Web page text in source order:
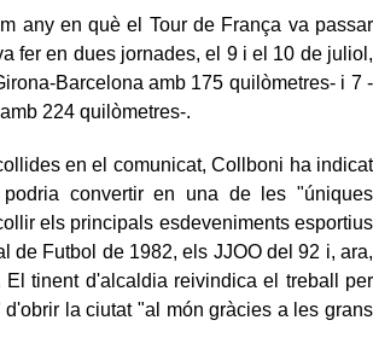
any en què el Tour de França va passar
fer en dues jornades, el 9 i el 10 de juliol,
Barcelona amb 175 quilòmetres- i 7 -
224 quilòmetres-.
en el comunicat, Collboni ha indicat
convertir en una de les "úniques
els principals esdeveniments esportius
de Futbol de 1982, els JJOO del 92 i, ara,
El tinent d'alcaldia reivindica el treball per
la ciutat "al món gràcies a les grans